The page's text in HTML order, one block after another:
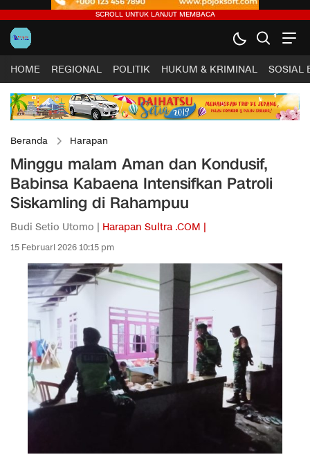
HOME REGIONAL POLITIK HUKUM & KRIMINAL SOSIAL
Beranda Harapan
Minggu malam Aman dan Kondusif,
Babinsa Kabaena Intensifkan Patroli
Siskamling di Rahampuu
Budi Setio Utomo | Harapan Sultra .COM |
15 Februari 2026 10:15 pm